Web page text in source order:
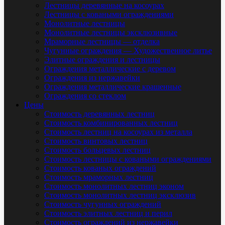
Лестницы деревянные на косоурах
Лестницы с коваными ограждениями
Монолитные лестницы
Монолитные лестницы эксклюзивные
Мраморные лестницы — отделка
Чугунные ограждения — Художественное литье
Элитные ограждения и лестницы
Ограждения металлические с деревом
Ограждения из нержавейки
Ограждения металлические крашенные
Ограждения со стеклом
Цены
Стоимость деревянных лестниц
Стоимость комбинированных лестниц
Стоимость лестниц на косоурах из металла
Стоимость винтовых лестниц
Стоимость больцевых лестниц
Стоимость лестницы с коваными ограждениями
Стоимость кованых ограждений
Стоимость мраморных лестниц
Стоимость монолитных лестниц эконом
Стоимость монолитных лестниц эксклюзив
Стоимость чугунных ограждений
Стоимость элитных лестниц и перил
Стоимость ограждений из нержавейки